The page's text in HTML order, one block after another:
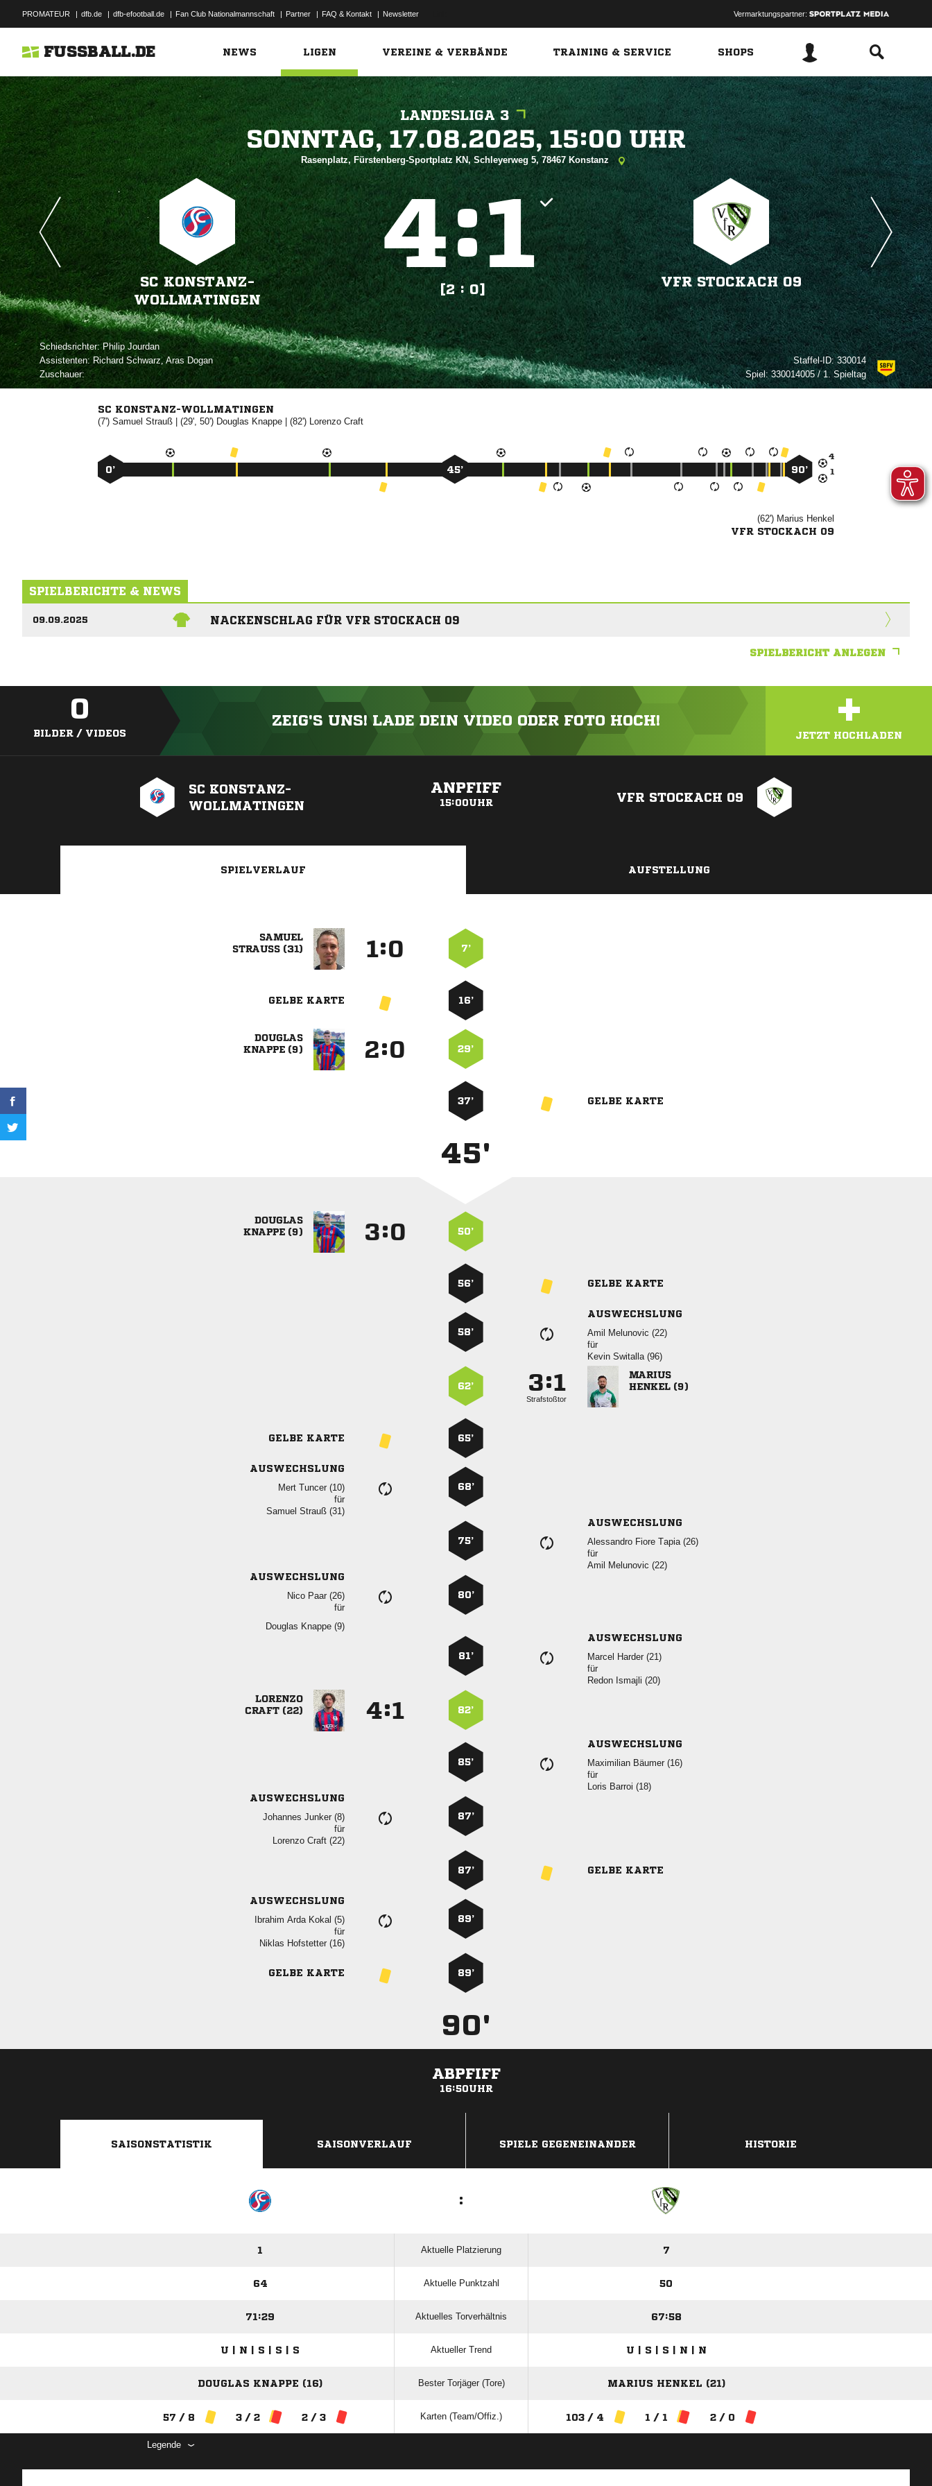
PROMATEUR | dfb.de | dfb-efootball.de | Fan Club Nationalmannschaft | Partner | FAQ & Kontakt | Newsletter Vermarktungspartner:
FUSSBALL.DE NEWS LIGEN VEREINE & VERBÄNDE TRAINING & SERVICE SHOPS
LANDESLIGA 3
   
Rasenplatz, Fürstenberg-Sportplatz KN, Schleyerweg 5, 78467 Konstanz
SC KONSTANZ-
WOLLMATINGEN
:
[2 : 0]
VFR STOCKACH 09
Schiedsrichter: 
Assistenten: ,  
Zuschauer:
Staffel-ID:330014
Spiel:330014005 / 1. Spieltag
SC KONSTANZ-WOLLMATINGEN
(7')  | (29', 50')  | (82') 


0’ 45’ 90’
(62')  
VFR STOCKACH 09
SPIELBERICHTE & NEWS
09.09.2025 NACKENSCHLAG FÜR VFR STOCKACH 09
SPIELBERICHT ANLEGEN
0
BILDER / VIDEOS
ZEIG'S UNS! LADE DEIN VIDEO ODER FOTO HOCH! +
JETZT HOCHLADEN
SC KONSTANZ-
WOLLMATINGEN
ANPFIFF
15:00UHR VFR STOCKACH 09
SPIELVERLAUF AUFSTELLUNG

 
: 7’
GELBE KARTE 16’

 
: 29’
37’ GELBE KARTE
45'

 
: 50’
56’ GELBE KARTE
58’
AUSWECHSLUNG
  
für
  
62’ :
Strafstoßtor

 
GELBE KARTE 65’
AUSWECHSLUNG
  
für
  
68’
75’
AUSWECHSLUNG
   
für
  
AUSWECHSLUNG
  
für
  
80’
81’
AUSWECHSLUNG
  
für
  

 
: 82’
85’
AUSWECHSLUNG
  
für
  
AUSWECHSLUNG
  
für
  
87’
87’ GELBE KARTE
AUSWECHSLUNG
   
für
  
89’
GELBE KARTE 89’
90'
ABPFIFF
16:50UHR
SAISONSTATISTIK SAISONVERLAUF SPIELE GEGENEINANDER HISTORIE
:
1 Aktuelle Platzierung 7
64 Aktuelle Punktzahl 50
71:29 Aktuelles Torverhältnis 67:58
U | N | S | S | S Aktueller Trend U | S | S | N | N
DOUGLAS KNAPPE (16) Bester Torjäger (Tore) MARIUS HENKEL (21)
57 / 8 3 / 2 2 / 3 Karten (Team/Offiz.) 103 / 4 1 / 1 2 / 0
Legende